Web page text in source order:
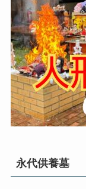
永代供養墓